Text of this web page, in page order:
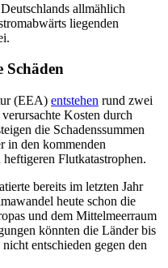
allmählich
liegenden
Schäden
(EEA) entstehen rund zwei
Kosten durch
die Schadenssummen
in den kommenden
Flutkatastrophen.
bereits im letzten Jahr
heute schon die
und dem Mittelmeerraum
könnten die Länder bis
entschieden gegen den